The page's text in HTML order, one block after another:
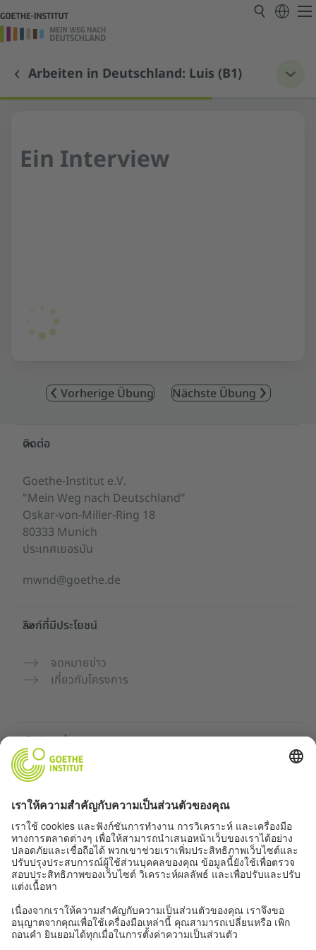
Arbeiten in Deutschland: Luis (B1)
Ein Interview
Vorherige Übung Nächste Übung
Service- und Informationsbereich
ติดต่อ
Goethe-Institut e.V.
"Mein Weg nach Deutschland"
Oskar-von-Miller-Ring 18
80333 Munich
ประเทศเยอรมัน
mwnd@goethe.de
ลิงก์ที่มีประโยชน์
จดหมายข่าว
เกี่ยวกับโครงการ
เว็บไซต์เพิ่มเติม
ฝึกภาษาเยอรมันฟรี
หลักสูตรภาษาเยอรมันของ Goethe-Institut
พอร์ทัลสำหรับครู “Deutschstunde”
ความเป็นส่วนตัวและการเข้าถึง
การตั้งค่าความเป็นส่วนตัว